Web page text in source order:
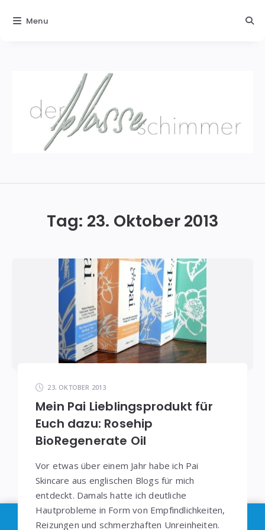
Tag: 23. Oktober 2013
23. OKTOBER 2013
Mein Pai Lieblingsprodukt für
Euch dazu: Rosehip
BioRegenerate Oil
Vor etwas über einem Jahr habe ich Pai
Skincare aus englischen Blogs für mich
entdeckt. Damals hatte ich deutliche
Hautprobleme in Form von Empfindlichkeiten,
Reizungen und schmerzhaften Unreinheiten.
Menu
Im Sinne derDSGVO: Die Erfassung Deiner Daten